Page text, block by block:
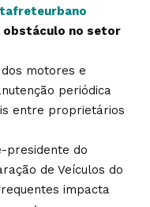
obstáculo no setor
motores e
periódica
entre proprietários
presidente do
de Veículos do
impacta